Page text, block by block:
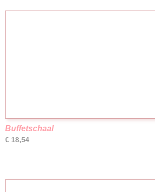
Buffetschaal
€ 18,54